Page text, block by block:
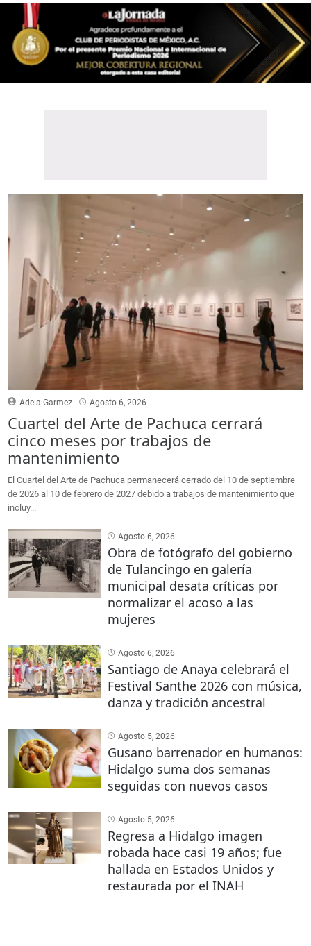
Adela Garmez Agosto 6, 2026
Cuartel del Arte de Pachuca cerrará
cinco meses por trabajos de
mantenimiento
El Cuartel del Arte de Pachuca permanecerá cerrado del 10 de septiembre
de 2026 al 10 de febrero de 2027 debido a trabajos de mantenimiento que
incluy...
Agosto 6, 2026
Obra de fotógrafo del gobierno
de Tulancingo en galería
municipal desata críticas por
normalizar el acoso a las
mujeres
Agosto 6, 2026
Santiago de Anaya celebrará el
Festival Santhe 2026 con música,
danza y tradición ancestral
Agosto 5, 2026
Gusano barrenador en humanos:
Hidalgo suma dos semanas
seguidas con nuevos casos
Agosto 5, 2026
Regresa a Hidalgo imagen
robada hace casi 19 años; fue
hallada en Estados Unidos y
restaurada por el INAH